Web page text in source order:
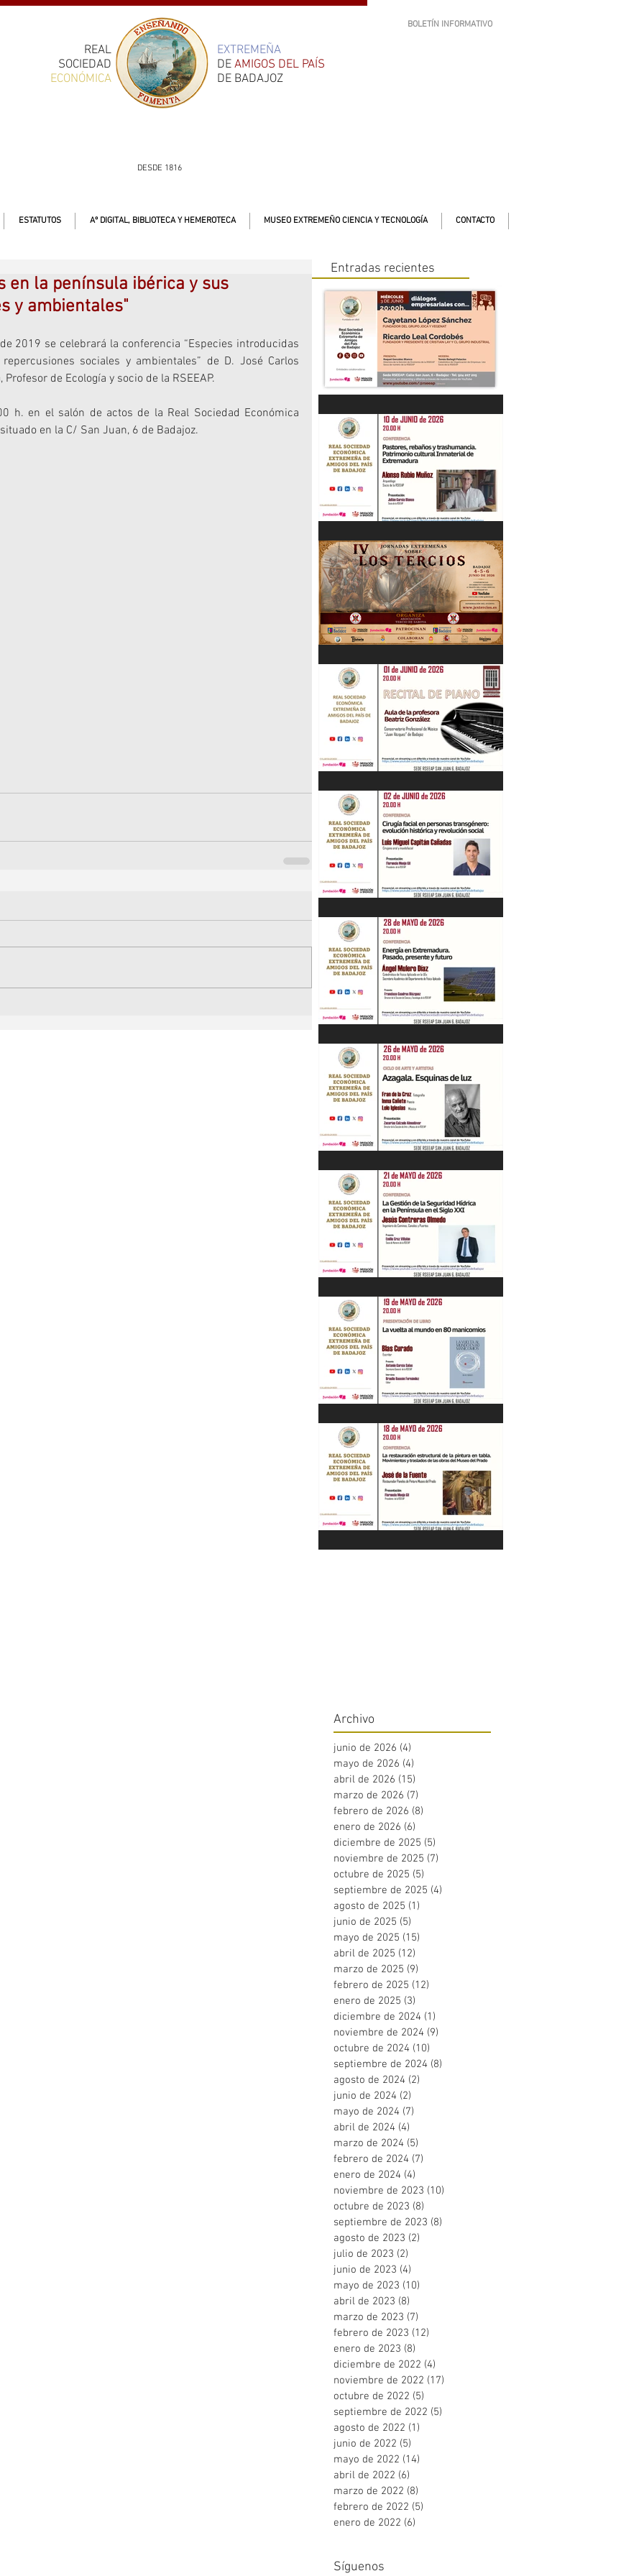
EXTREMEÑA
DE AMIGOS DEL PAÍS
DE BADAJOZ
REAL
SOCIEDAD
ECONÓMICA
BOLETÍN INFORMATIVO
DESDE 1816
ESTATUTOS Aº DIGITAL, BIBLIOTECA Y HEMEROTECA MUSEO EXTREMEÑO CIENCIA Y TECNOLOGÍA CONTACTO
en la península ibérica y sus
y ambientales"
2019 se celebrará la conferencia “Especies introducidas
sociales y ambientales” de D. José Carlos
de Ecología y socio de la RSEEAP.
h. en el salón de actos de la Real Sociedad Económica
en la C/ San Juan, 6 de Badajoz.
Entradas recientes
“DIÁLOGOS EMPRESARIALES CON...”
Cayetano López Sánchez y Ricardo
Leal Cordobés 03/06/26
"Pastores, rebaños y trashumancia.
Patrimonio cultural Inmaterial de
Extremadura" Alonso Rubio Muñoz.
10/06/26
IV Jornadas Extremeñas sobre Los
Recital de Piano. Aula de la profesora
Beatriz González. 01/06/26
"Cirugía facial en personas
transgénero: evolución histórica y..."
Luis M. Capitán. 02/06/26
“Energía en Extremadura. Pasado,
presente y futuro” Ángel Mulero Díaz.
28/05/26
"Azagala. Esquinas de luz" Ciclo de Arte
y Artistas. 26/05/26
"La Gestión de la Seguridad Hídrica en
la Península en el Siglo XXI" Jesús
Contreras Olmedo 21/05/26
"La vuelta al mundo en 80
manicomios" por Blas Curado.
19/05/26
Archivo
junio de 2026 (4)
mayo de 2026 (4)
abril de 2026 (15)
marzo de 2026 (7)
febrero de 2026 (8)
enero de 2026 (6)
diciembre de 2025 (5)
noviembre de 2025 (7)
octubre de 2025 (5)
septiembre de 2025 (4)
agosto de 2025 (1)
junio de 2025 (5)
mayo de 2025 (15)
abril de 2025 (12)
marzo de 2025 (9)
febrero de 2025 (12)
enero de 2025 (3)
diciembre de 2024 (1)
noviembre de 2024 (9)
octubre de 2024 (10)
septiembre de 2024 (8)
agosto de 2024 (2)
junio de 2024 (2)
mayo de 2024 (7)
abril de 2024 (4)
marzo de 2024 (5)
febrero de 2024 (7)
enero de 2024 (4)
noviembre de 2023 (10)
octubre de 2023 (8)
septiembre de 2023 (8)
agosto de 2023 (2)
julio de 2023 (2)
junio de 2023 (4)
mayo de 2023 (10)
abril de 2023 (8)
marzo de 2023 (7)
febrero de 2023 (12)
enero de 2023 (8)
diciembre de 2022 (4)
noviembre de 2022 (17)
octubre de 2022 (5)
septiembre de 2022 (5)
agosto de 2022 (1)
junio de 2022 (5)
mayo de 2022 (14)
abril de 2022 (6)
marzo de 2022 (8)
febrero de 2022 (5)
enero de 2022 (6)
Síguenos